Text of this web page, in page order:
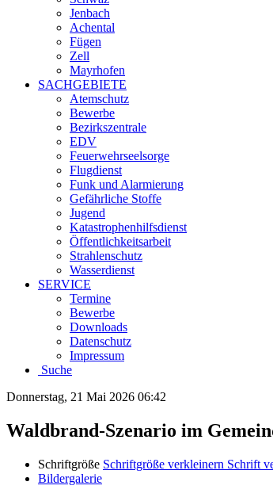
Jenbach
Achental
Fügen
Zell
Mayrhofen
SACHGEBIETE
Atemschutz
Bewerbe
Bezirkszentrale
EDV
Feuerwehrseelsorge
Flugdienst
Funk und Alarmierung
Gefährliche Stoffe
Jugend
Katastrophenhilfsdienst
Öffentlichkeitsarbeit
Strahlenschutz
Wasserdienst
SERVICE
Termine
Bewerbe
Downloads
Datenschutz
Impressum
Suche
Donnerstag, 21 Mai 2026 06:42
Waldbrand-Szenario im
Schriftgröße Schriftgröße verkleinern Schrift
Bildergalerie